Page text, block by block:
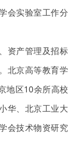
会实验室工作分
产管理及招标
北京高等教育学
地区10余所高校
华、北京工业大
会技术物资研究